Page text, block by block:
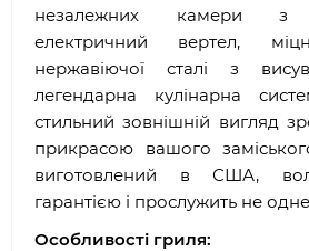
незалежних камери з
електричний вертел,
нержавіючої сталі з
легендарна кулінарна
стильний зовнішній вигляд
прикрасою вашого
виготовлений в США,
гарантією і прослужить не одне
Особливості гриля: